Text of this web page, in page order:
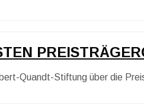
Quandt-Stiftung über die